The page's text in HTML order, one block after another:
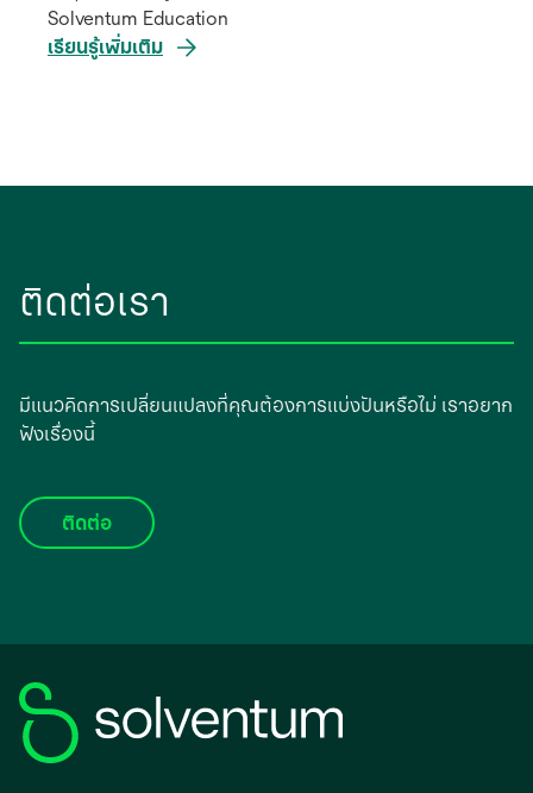
Solventum Education
เรียนรู้เพิ่มเติม
ติดต่อเรา
มีแนวคิดการเปลี่ยนแปลงที่คุณต้องการแบ่งปันหรือไม่ เราอยาก
ฟังเรื่องนี้
ติดต่อ